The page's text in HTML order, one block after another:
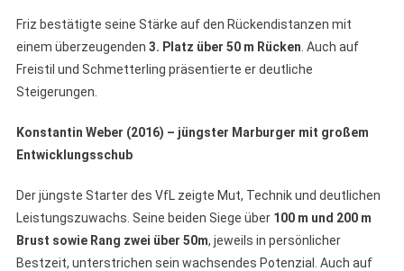
Friz bestätigte seine Stärke auf den Rückendistanzen mit
einem überzeugenden 3. Platz über 50m Rücken . Auch auf
Freistil und Schmetterling präsentierte er deutliche
Steigerungen.
Konstantin Weber (2016) – jüngster Marburger mit großem
Entwicklungsschub
Der jüngste Starter des VfL zeigte Mut, Technik und deutlichen
Leistungszuwachs. Seine beiden Siege über 100m und 200m
Brust sowie Rang zwei über 50m, jeweils in persönlicher
Bestzeit, unterstrichen sein wachsendes Potenzial. Auch auf